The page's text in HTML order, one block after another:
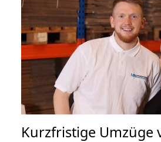
Kurzfristige Umzüge